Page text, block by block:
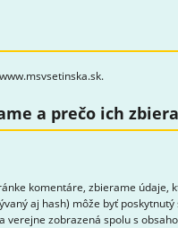
a prečo ich
komentáre, zbierame
aj hash) môže byť
zobrazená spolu s